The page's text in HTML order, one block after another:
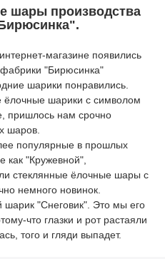
шары производства
магазине появились
"Бирюсинка"
шарики понравились.
ёлочные шарики с символом
пришлось нам срочно
шаров.
популярные в прошлых
как "Кружевной",
стеклянные ёлочные шары с
немного новинок.
"Снеговик". Это мы его
что глазки и рот растаяли
того и гляди выпадет.